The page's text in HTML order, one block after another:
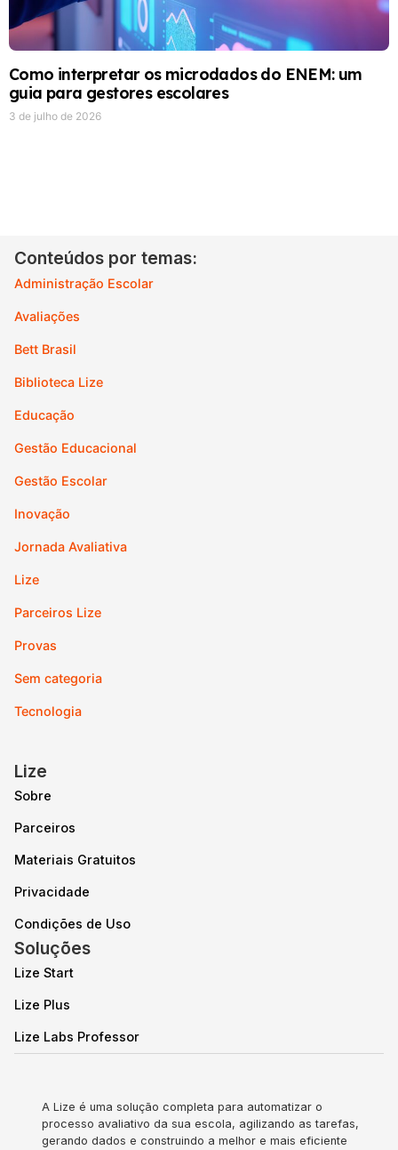
Como interpretar os microdados do ENEM: um
guia para gestores escolares
3 de julho de 2026
Conteúdos por temas:
Administração Escolar
Avaliações
Bett Brasil
Biblioteca Lize
Educação
Gestão Educacional
Gestão Escolar
Inovação
Jornada Avaliativa
Lize
Parceiros Lize
Provas
Sem categoria
Tecnologia
Lize
Sobre
Parceiros
Materiais Gratuitos
Privacidade
Condições de Uso
Soluções
Lize Start
Lize Plus
Lize Labs Professor
A Lize é uma solução completa para automatizar o
processo avaliativo da sua escola, agilizando as tarefas,
gerando dados e construindo a melhor e mais eficiente